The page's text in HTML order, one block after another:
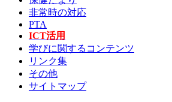
非常時の対応
PTA
ICT活用
学びに関するコンテンツ
リンク集
その他
サイトマップ